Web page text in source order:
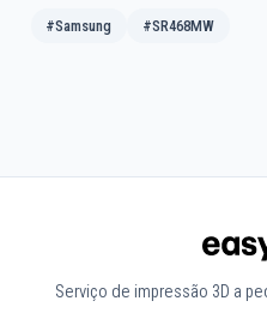
#Samsung #SR468MW
Serviço de impressão 3D a